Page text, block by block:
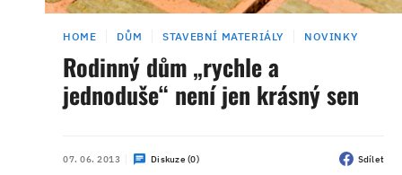
HOME DŮM STAVEBNÍ MATERIÁLY NOVINKY
Rodinný dům „rychle a
jednoduše“ není jen krásný sen
07. 06. 2013 Diskuze (0) Sdílet